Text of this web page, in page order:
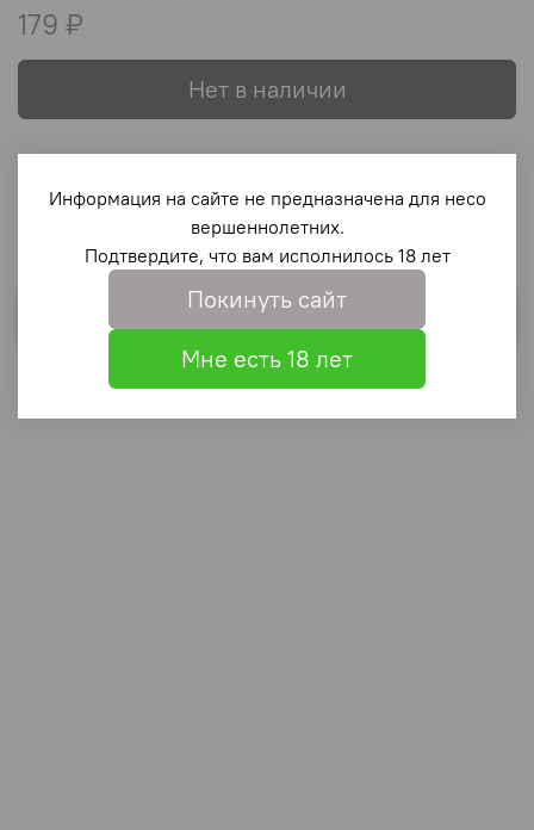
179 ₽
Нет в наличии
В избранное
Информация на сайте не предназначена для несо
вершеннолетних.
Подтвердите, что вам исполнилось 18 лет
Покинуть сайт
Мне есть 18 лет